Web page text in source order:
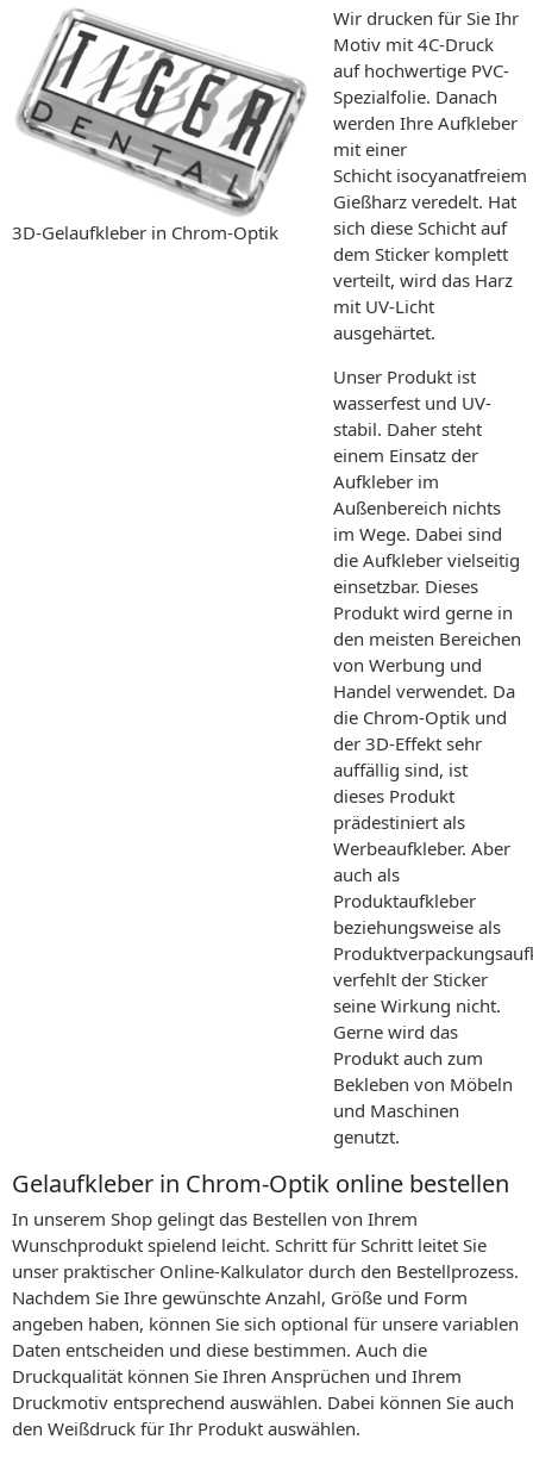
3D-Gelaufkleber in Chrom-Optik
Wir drucken für Sie Ihr
Motiv mit 4C-Druck
auf hochwertige PVC-
Spezialfolie. Danach
werden Ihre Aufkleber
mit einer
Schicht isocyanatfreiem
Gießharz veredelt. Hat
sich diese Schicht auf
dem Sticker komplett
verteilt, wird das Harz
mit UV-Licht
ausgehärtet.
Unser Produkt ist
wasserfest und UV-
stabil. Daher steht
einem Einsatz der
Aufkleber im
Außenbereich nichts
im Wege. Dabei sind
die Aufkleber vielseitig
einsetzbar. Dieses
Produkt wird gerne in
den meisten Bereichen
von Werbung und
Handel verwendet. Da
die Chrom-Optik und
der 3D-Effekt sehr
auffällig sind, ist
dieses Produkt
prädestiniert als
Werbeaufkleber. Aber
auch als
Produktaufkleber
beziehungsweise als
verfehlt der Sticker
seine Wirkung nicht.
Gerne wird das
Produkt auch zum
Bekleben von Möbeln
und Maschinen
genutzt.
Gelaufkleber in Chrom-Optik online bestellen
In unserem Shop gelingt das Bestellen von Ihrem
Wunschprodukt spielend leicht. Schritt für Schritt leitet Sie
unser praktischer Online-Kalkulator durch den Bestellprozess.
Nachdem Sie Ihre gewünschte Anzahl, Größe und Form
angeben haben, können Sie sich optional für unsere variablen
Daten entscheiden und diese bestimmen. Auch die
Druckqualität können Sie Ihren Ansprüchen und Ihrem
Druckmotiv entsprechend auswählen. Dabei können Sie auch
den Weißdruck für Ihr Produkt auswählen.